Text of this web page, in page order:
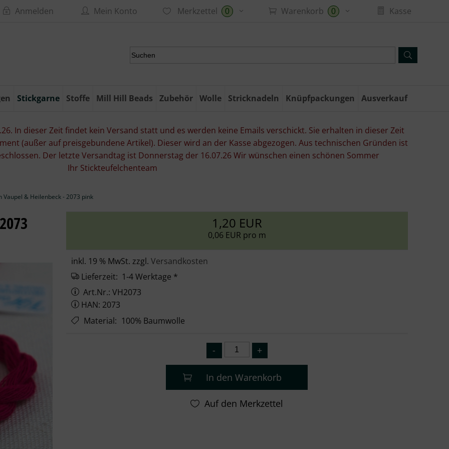
Anmelden Mein Konto Merkzettel 0 Warenkorb 0 Kasse
Stickgarne Stoffe Mill Hill Beads Zubehör Wolle Stricknadeln Knüpfpackungen Ausverkauf
In dieser Zeit findet kein Versand statt und es werden keine Emails verschickt. Sie erhalten in dieser Zeit
(außer auf preisgebundene Artikel). Dieser wird an der Kasse abgezogen. Aus technischen Gründen ist
Der letzte Versandtag ist Donnerstag der 16.07.26 Wir wünschen einen schönen Sommer
Ihr Stickteufelchenteam
Vaupel & Heilenbeck - 2073 pink
1,20 EUR
0,06 EUR pro m
inkl. 19 % MwSt. zzgl. Versandkosten
Lieferzeit: 1-4 Werktage *
Art.Nr.: VH2073
HAN: 2073
Material: 100% Baumwolle
In den Warenkorb